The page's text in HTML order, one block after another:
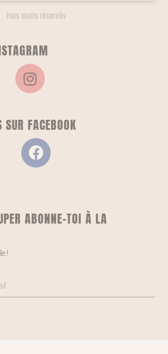
Tous droits réservés
SUR FACEBOOK
ABONNE-TOI À LA
!